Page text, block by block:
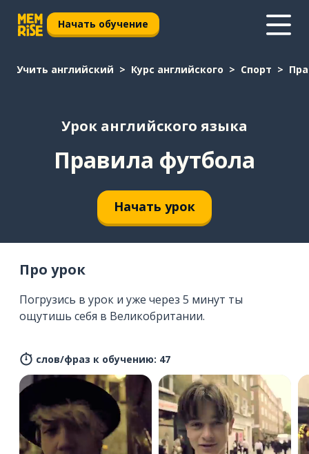
Начать обучение
Учить английский Курс английского Спорт
Урок английского языка
Правила футбола
Начать урок
Про урок
Погрузись в урок и уже через 5 минут ты
ощутишь себя в Великобритании.
слов/фраз к обучению: 47